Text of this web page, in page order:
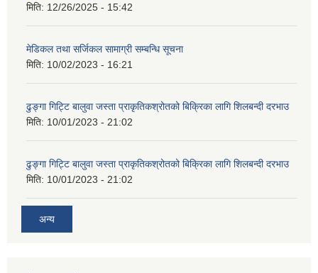
मिति: 12/26/2025 - 15:42
मेडिकल तथा सर्जिकल सामाग्री सम्बन्धि सूचना
मिति: 10/02/2023 - 16:21
ढुङ्गा गिट्टि बालुवा जस्ता प्राकृतिकश्रोतको बिक्रिका लागि शिलबन्दी दरभाउ
मिति: 10/01/2023 - 21:02
ढुङ्गा गिट्टि बालुवा जस्ता प्राकृतिकश्रोतको बिक्रिका लागि शिलबन्दी दरभाउ
मिति: 10/01/2023 - 21:02
अन्य